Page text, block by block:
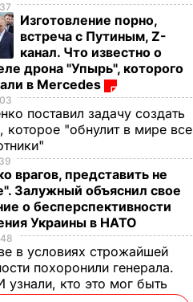
Изготовление порно,
встреча с Путиным, Z-
канал. Что известно о
дрона "Упырь", которого
в Mercedes
поставил задачу создать
которое "обнулит в мире все
врагов, представить не
Залужный объяснил свое
о бесперспективности
Украины в НАТО
в условиях строжайшей
похоронили генерала.
кто это мог быть